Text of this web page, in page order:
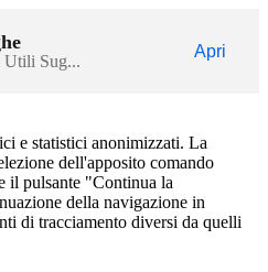
Utili Sug...
Apri
e statistici anonimizzati. La
dell'apposito comando
il pulsante "Continua la
della navigazione in
di tracciamento diversi da quelli